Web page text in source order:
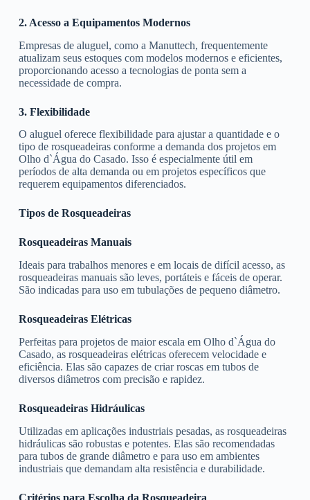
2. Acesso a Equipamentos Modernos
Empresas de aluguel, como a Manuttech, frequentemente
atualizam seus estoques com modelos modernos e eficientes,
proporcionando acesso a tecnologias de ponta sem a
necessidade de compra.
3. Flexibilidade
O aluguel oferece flexibilidade para ajustar a quantidade e o
tipo de rosqueadeiras conforme a demanda dos projetos em
Olho d`Água do Casado. Isso é especialmente útil em
períodos de alta demanda ou em projetos específicos que
requerem equipamentos diferenciados.
Tipos de Rosqueadeiras
Rosqueadeiras Manuais
Ideais para trabalhos menores e em locais de difícil acesso, as
rosqueadeiras manuais são leves, portáteis e fáceis de operar.
São indicadas para uso em tubulações de pequeno diâmetro.
Rosqueadeiras Elétricas
Perfeitas para projetos de maior escala em Olho d`Água do
Casado, as rosqueadeiras elétricas oferecem velocidade e
eficiência. Elas são capazes de criar roscas em tubos de
diversos diâmetros com precisão e rapidez.
Rosqueadeiras Hidráulicas
Utilizadas em aplicações industriais pesadas, as rosqueadeiras
hidráulicas são robustas e potentes. Elas são recomendadas
para tubos de grande diâmetro e para uso em ambientes
industriais que demandam alta resistência e durabilidade.
Critérios para Escolha da Rosqueadeira